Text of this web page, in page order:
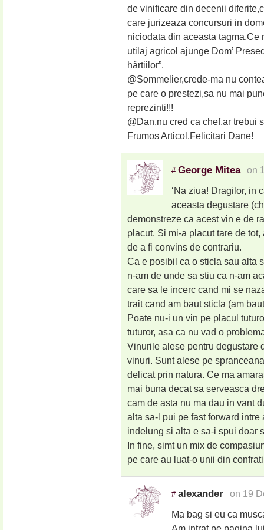
de vinificare din decenii
care jurizeaza concursuri in
niciodata din aceasta tagma.Ce
utilaj agricol ajunge Dom’
hârtiilor”.
@Sommelier,crede-ma nu
pe care o prestezi,sa nu mai
reprezinti!!!
@Dan,nu cred ca chef,ar trebui
Frumos Articol.Felicitari Dane!
# George Mitea on
‘Na ziua! Dragilor, in
aceasta degustare
demonstreze ca acest vin e de
placut. Si mi-a placut tare de
de a fi convins de contrariu.
Ca e posibil ca o sticla sau alta
n-am de unde sa stiu ca n-am
care sa le incerc cand mi se
trait cand am baut sticla (am
Poate nu-i un vin pe placul
tuturor, asa ca nu vad o
Vinurile alese pentru degustare
vinuri. Sunt alese pe
delicat prin natura. Ce ma
mai buna decat sa serveasca
cam de asta nu ma dau in vant
alta sa-l pui pe fast forward
indelung si alta e sa-i spui doar
In fine, simt un mix de
pe care au luat-o unii din
# alexander on 19
Ma bag si eu ca